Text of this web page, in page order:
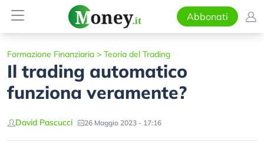
Abbonati
Formazione Finanziaria > Teoria del Trading
Il trading automatico
funziona veramente?
David Pascucci 26 Maggio 2023 - 17:16